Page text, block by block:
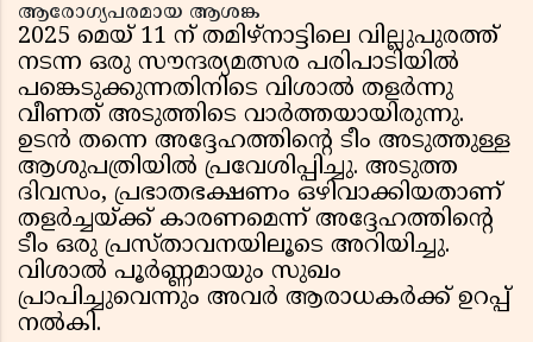
ആരോഗ്യപരമായ ആശങ്ക
2025 മെയ് 11 ന് തമിഴ്‌നാട്ടിലെ വില്ലുപുരത്ത്
നടന്ന ഒരു സൗന്ദര്യമത്സര പരിപാടിയിൽ
പങ്കെടുക്കുന്നതിനിടെ വിശാൽ തളർന്നു
വീണത് അടുത്തിടെ വാർത്തയായിരുന്നു.
ഉടൻ തന്നെ അദ്ദേഹത്തിൻ്റെ ടീം അടുത്തുള്ള
ആശുപത്രിയിൽ പ്രവേശിപ്പിച്ചു. അടുത്ത
ദിവസം, പ്രഭാതഭക്ഷണം ഒഴിവാക്കിയതാണ്
തളർച്ചയ്ക്ക് കാരണമെന്ന് അദ്ദേഹത്തിൻ്റെ
ടീം ഒരു പ്രസ്താവനയിലൂടെ അറിയിച്ചു.
വിശാൽ പൂർണ്ണമായും സുഖം
പ്രാപിച്ചുവെന്നും അവർ ആരാധകർക്ക് ഉറപ്പ്
നൽകി.